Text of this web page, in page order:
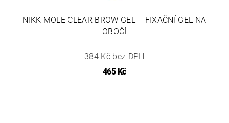
NIKK MOLE CLEAR BROW GEL – FIXAČNÍ GEL NA
OBOČÍ
384 Kč bez DPH
465 Kč